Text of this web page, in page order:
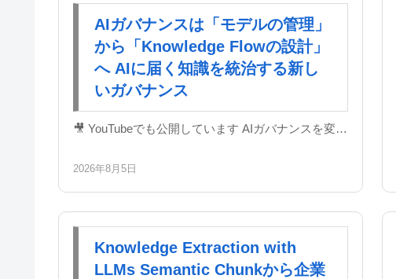
AIガバナンスは「モデルの管理」
から「Knowledge Flowの設計」
へ AIに届く知識を統治する新し
いガバナンス
🎥 YouTubeでも公開しています AIガバナンスを変…
2026年8月5日
Knowledge Extraction with
LLMs Semantic Chunkから企業